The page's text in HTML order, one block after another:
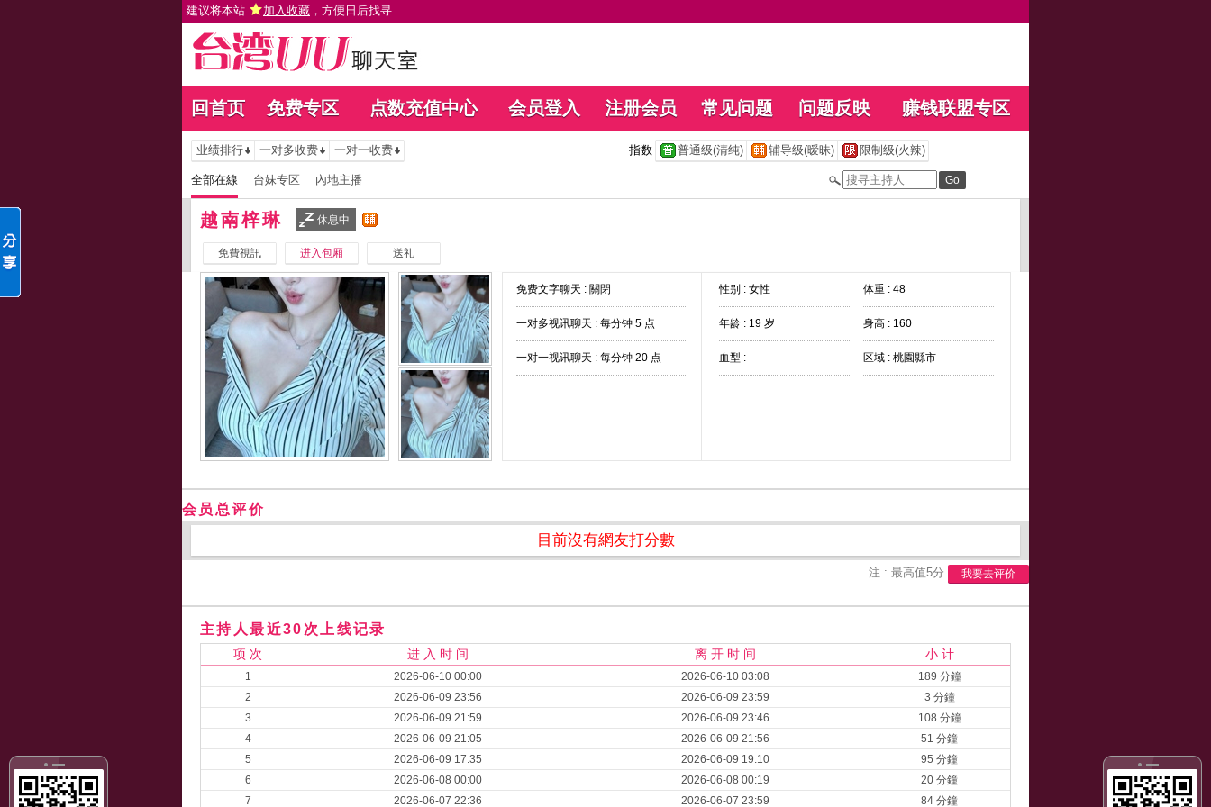
建议将本站 加入收藏 ，方便日后找寻
回首页 免费专区 点数充值中心 会员登入 注册会员 常见问题 问题反映 赚钱联盟专区
业绩排行 一对多收费 一对一收费 指数 普通级(清纯) 辅导级(暧昧) 限制级(火辣)
全部在線 台妹专区 內地主播
越南梓琳 休息中
免費視訊 进入包厢 送礼
免费文字聊天 : 關閉
一对多视讯聊天 : 每分钟 5 点
一对一视讯聊天 : 每分钟 20 点
性别 : 女性 体重 : 48
年龄 : 19 岁 身高 : 160
血型 : ---- 区域 : 桃園縣市
会员总评价
目前沒有網友打分數
注 : 最高值5分 我要去评价
主持人最近30次上线记录
项 次 进 入 时 间 离 开 时 间 小 计
1 2026-06-10 00:00 2026-06-10 03:08
189 分鐘
2
2026-06-09 23:56 2026-06-09 23:59
3 分鐘
3
2026-06-09 21:59 2026-06-09 23:46
108 分鐘
4
2026-06-09 21:05 2026-06-09 21:56
51 分鐘
5
2026-06-09 17:35 2026-06-09 19:10
95 分鐘
6
2026-06-08 00:00 2026-06-08 00:19
20 分鐘
7
2026-06-07 22:36 2026-06-07 23:59 84 分鐘